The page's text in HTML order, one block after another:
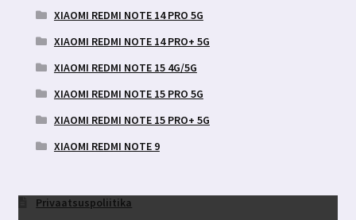
XIAOMI REDMI NOTE 14 PRO 5G
XIAOMI REDMI NOTE 14 PRO+ 5G
XIAOMI REDMI NOTE 15 4G/5G
XIAOMI REDMI NOTE 15 PRO 5G
XIAOMI REDMI NOTE 15 PRO+ 5G
XIAOMI REDMI NOTE 9
Privaatsuspoliitika